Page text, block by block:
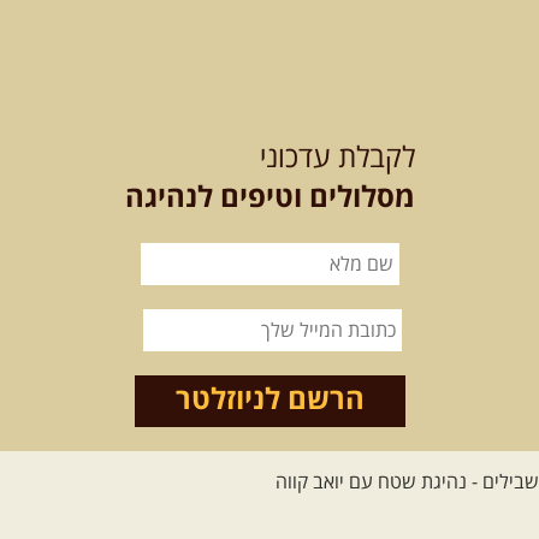
האם אתם מחפשים חוויה מיוחדת
בטבע? מחפשים חוויה שתעניק לכם ...
שישי- ממרומי
הגליל העליון למורדות הירדן
נצא מג'ש שבמורדות הר מירון, נמשיך
לאורך נחל דישון ונעצור ...[המשך]
לכל הטיולים
לקבלת עדכוני
מסלולים וטיפים לנהיגה
הרשם לניוזלטר